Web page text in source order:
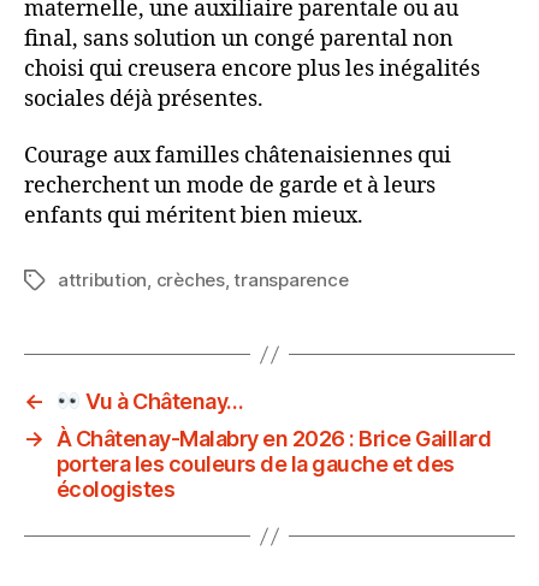
maternelle, une auxiliaire parentale ou au
final, sans solution un congé parental non
choisi qui creusera encore plus les inégalités
sociales déjà présentes.
Courage aux familles châtenaisiennes qui
recherchent un mode de garde et à leurs
enfants qui méritent bien mieux.
Étiquettes
attribution, crèches,transparence
←
Vu à Châtenay…
→ À Châtenay-Malabry en 2026 : Brice Gaillard
portera les couleurs de la gauche et des
écologistes